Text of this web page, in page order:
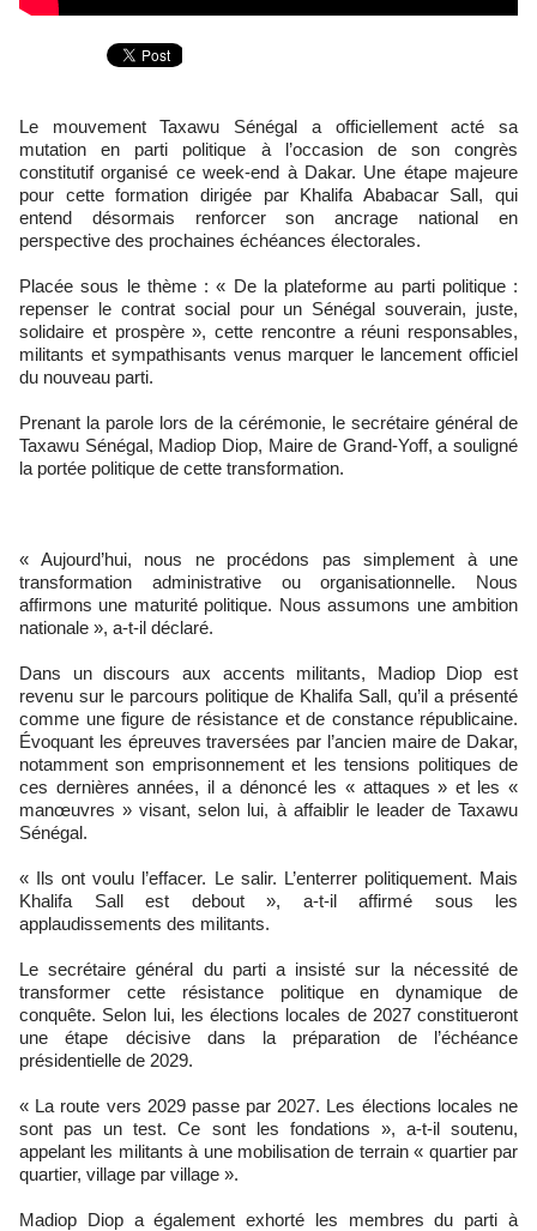
Le mouvement Taxawu Sénégal a officiellement acté sa
mutation en parti politique à l’occasion de son congrès
constitutif organisé ce week-end à Dakar. Une étape majeure
pour cette formation dirigée par Khalifa Ababacar Sall, qui
entend désormais renforcer son ancrage national en
perspective des prochaines échéances électorales.
Placée sous le thème : « De la plateforme au parti politique :
repenser le contrat social pour un Sénégal souverain, juste,
solidaire et prospère », cette rencontre a réuni responsables,
militants et sympathisants venus marquer le lancement officiel
du nouveau parti.
Prenant la parole lors de la cérémonie, le secrétaire général de
Taxawu Sénégal, Madiop Diop, Maire de Grand-Yoff, a souligné
la portée politique de cette transformation.
« Aujourd’hui, nous ne procédons pas simplement à une
transformation administrative ou organisationnelle. Nous
affirmons une maturité politique. Nous assumons une ambition
nationale », a-t-il déclaré.
Dans un discours aux accents militants, Madiop Diop est
revenu sur le parcours politique de Khalifa Sall, qu’il a présenté
comme une figure de résistance et de constance républicaine.
Évoquant les épreuves traversées par l’ancien maire de Dakar,
notamment son emprisonnement et les tensions politiques de
ces dernières années, il a dénoncé les « attaques » et les «
manœuvres » visant, selon lui, à affaiblir le leader de Taxawu
Sénégal.
« Ils ont voulu l’effacer. Le salir. L’enterrer politiquement. Mais
Khalifa Sall est debout », a-t-il affirmé sous les
applaudissements des militants.
Le secrétaire général du parti a insisté sur la nécessité de
transformer cette résistance politique en dynamique de
conquête. Selon lui, les élections locales de 2027 constitueront
une étape décisive dans la préparation de l’échéance
présidentielle de 2029.
« La route vers 2029 passe par 2027. Les élections locales ne
sont pas un test. Ce sont les fondations », a-t-il soutenu,
appelant les militants à une mobilisation de terrain « quartier par
quartier, village par village ».
Madiop Diop a également exhorté les membres du parti à